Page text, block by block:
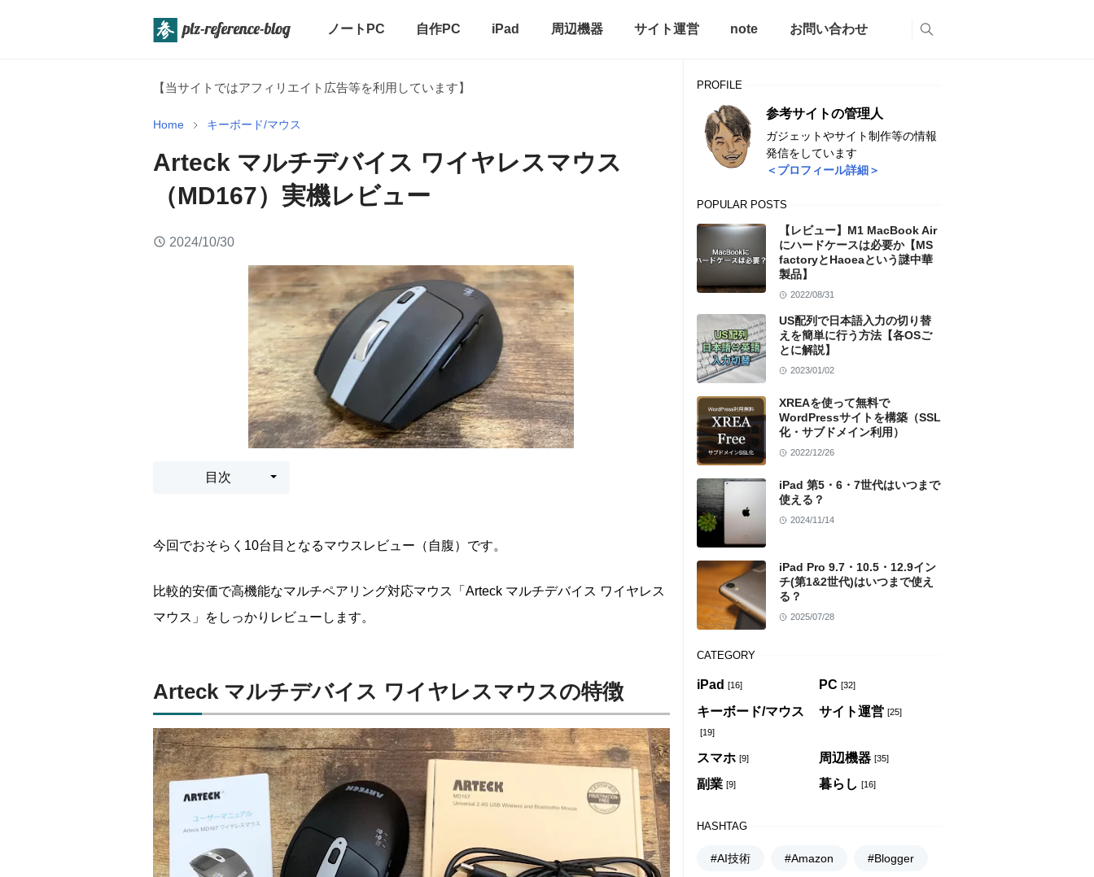
ノートPC 自作PC iPad 周辺機器 サイト運営 note お問い合わせ
【当サイトではアフィリエイト広告等を利用しています】
Home キーボード/マウス
Arteck マルチデバイス ワイヤレスマウス
（MD167）実機レビュー
2024/10/30
目次
今回でおそらく10台目となるマウスレビュー（自腹）です。
比較的安価で高機能なマルチペアリング対応マウス「Arteck マルチデバイス ワイヤレス
マウス」をしっかりレビューします。
Arteck マルチデバイス ワイヤレスマウスの特徴
PROFILE
参考サイトの管理人
ガジェットやサイト制作等の情報
発信をしています
＜プロフィール詳細＞
POPULAR POSTS
【レビュー】M1 MacBook Air
にハードケースは必要か【MS
factoryとHaoeaという謎中華
製品】
2022/08/31
US配列で日本語入力の切り替
えを簡単に行う方法【各OSご
とに解説】
2023/01/02
XREAを使って無料で
WordPressサイトを構築（SSL
化・サブドメイン利用）
2022/12/26
iPad 第5・6・7世代はいつまで
使える？
2024/11/14
iPad Pro 9.7・10.5・12.9イン
チ(第1&2世代)はいつまで使え
る？
2025/07/28
CATEGORY
iPad [16] PC [32]
キーボード/マウス
[19]
サイト運営 [25]
スマホ [9] 周辺機器 [35]
副業 [9] 暮らし [16]
HASHTAG
#AI技術 #Amazon #Blogger